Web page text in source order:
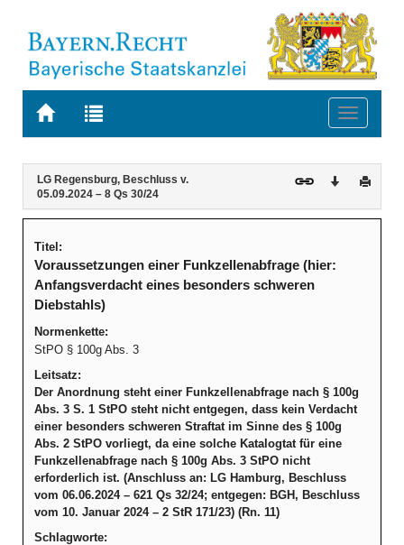
Zur
BAYERN.RECHT
Zur
letzten
Suche
Toggle
Navigation
Inhalt
LG Regensburg, Beschluss v.
05.09.2024 – 8 Qs 30/24
Download
Titel:
Voraussetzungen einer Funkzellenabfrage (hier:
Anfangsverdacht eines besonders schweren
Diebstahls)
Normenkette:
StPO § 100g Abs. 3
Leitsatz:
Der Anordnung steht einer Funkzellenabfrage nach § 100g
Abs. 3 S. 1 StPO steht nicht entgegen, dass kein Verdacht
einer besonders schweren Straftat im Sinne des § 100g
Abs. 2 StPO vorliegt, da eine solche Katalogtat für eine
Funkzellenabfrage nach § 100g Abs. 3 StPO nicht
erforderlich ist. (Anschluss an: LG Hamburg, Beschluss
vom 06.06.2024 – 621 Qs 32/24; entgegen: BGH, Beschluss
vom 10. Januar 2024 – 2 StR 171/23) (Rn. 11)
Schlagworte: